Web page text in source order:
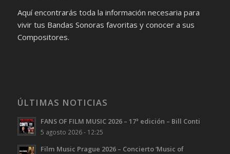
Aquí encontrarás toda la información necesaria para
vivir tus Bandas Sonoras favoritas y conocer a sus
Compositores.
ÚLTIMAS NOTICIAS
FANS OF FILM MUSIC 2026 – 17ª edición – Bill Conti
5 agosto 2026 - 12:25
Film Music Prague 2026 – Concierto ‘Music of